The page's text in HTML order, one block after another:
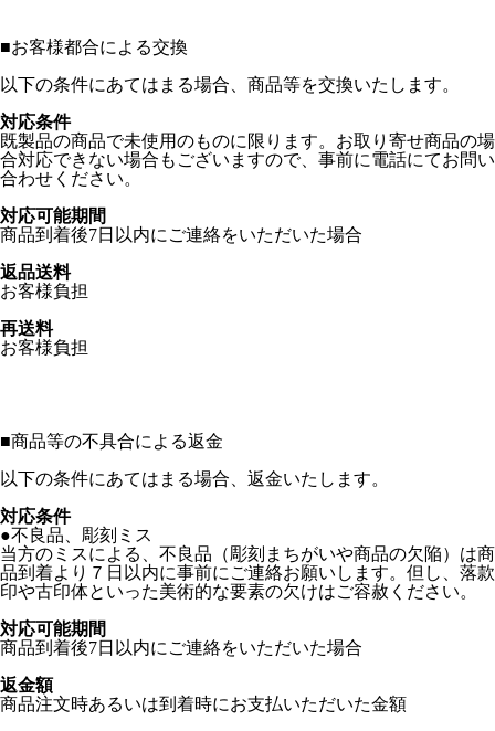
■お客様都合による交換
以下の条件にあてはまる場合、商品等を交換いたします。
対応条件
既製品の商品で未使用のものに限ります。お取り寄せ商品の場
合対応できない場合もございますので、事前に電話にてお問い
合わせください。
対応可能期間
商品到着後7日以内にご連絡をいただいた場合
返品送料
お客様負担
再送料
お客様負担
■商品等の不具合による返金
以下の条件にあてはまる場合、返金いたします。
対応条件
●不良品、彫刻ミス
当方のミスによる、不良品（彫刻まちがいや商品の欠陥）は商
品到着より７日以内に事前にご連絡お願いします。但し、落款
印や古印体といった美術的な要素の欠けはご容赦ください。
対応可能期間
商品到着後7日以内にご連絡をいただいた場合
返金額
商品注文時あるいは到着時にお支払いただいた金額